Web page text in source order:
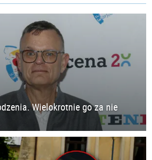
Wielokrotnie go za nie